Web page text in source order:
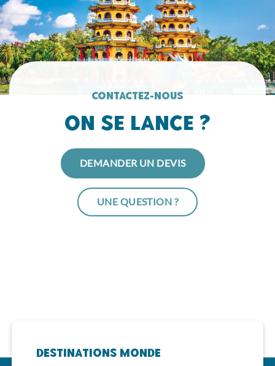
Contactez-nous
On se lance ?
DEMANDER UN DEVIS
UNE QUESTION ?
Destinations Monde